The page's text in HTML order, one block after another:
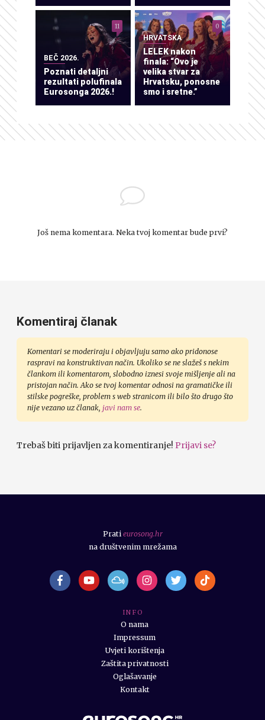
BEČ 2026.
Poznati detaljni
rezultati polufinala
Eurosonga 2026.!
11
HRVATSKA
LELEK nakon
finala: “Ovo je
velika stvar za
Hrvatsku, ponosne
smo i sretne.”
0
Još nema komentara. Neka tvoj komentar bude prvi?
Komentiraj članak
Komentari se moderiraju i objavljuju samo ako pridonose
raspravi na konstruktivan način. Ukoliko se ne slažeš s nekim
člankom ili komentarom, slobodno iznesi svoje mišljenje ali na
pristojan način. Ako se tvoj komentar odnosi na gramatičke ili
stilske pogreške, problem s web stranicom ili bilo što drugo što
nije vezano uz članak, javi nam se.
Trebaš biti prijavljen za komentiranje! Prijavi se?
I N F O
O nama
Impressum
Uvjeti korištenja
Zaštita privatnosti
Oglašavanje
Kontakt
Prati eurosong.hr
na društvenim mrežama